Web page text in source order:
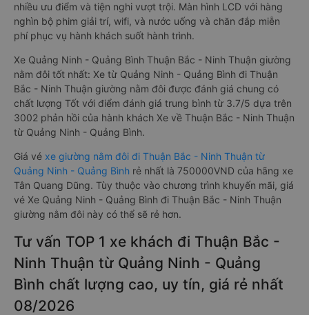
nhiều ưu điểm và tiện nghi vượt trội. Màn hình LCD với hàng
nghìn bộ phim giải trí, wifi, và nước uống và chăn đắp miễn
phí phục vụ hành khách suốt hành trình.
Xe Quảng Ninh - Quảng Bình Thuận Bắc - Ninh Thuận giường
nằm đôi tốt nhất: Xe từ Quảng Ninh - Quảng Bình đi Thuận
Bắc - Ninh Thuận giường nằm đôi được đánh giá chung có
chất lượng Tốt với điểm đánh giá trung bình từ 3.7/5 dựa trên
3002 phản hồi của hành khách Xe về Thuận Bắc - Ninh Thuận
từ Quảng Ninh - Quảng Bình.
Giá vé xe giường nằm đôi đi Thuận Bắc - Ninh Thuận từ
Quảng Ninh - Quảng Bình rẻ nhất là 750000VND của hãng xe
Tân Quang Dũng. Tùy thuộc vào chương trình khuyến mãi, giá
vé Xe Quảng Ninh - Quảng Bình đi Thuận Bắc - Ninh Thuận
giường nằm đôi này có thể sẽ rẻ hơn.
Tư vấn TOP 1 xe khách đi Thuận Bắc -
Ninh Thuận từ Quảng Ninh - Quảng
Bình chất lượng cao, uy tín, giá rẻ nhất
08/2026